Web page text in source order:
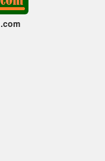
.com